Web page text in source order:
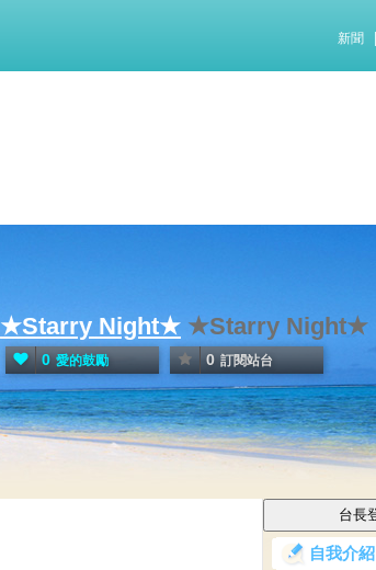
新聞
★Starry Night★ ★Starry Night★
0 愛的鼓勵 0 訂閱站台
自我介紹